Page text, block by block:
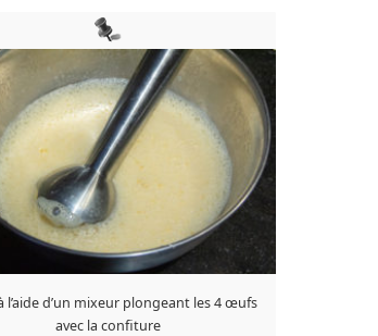
l’aide d’un mixeur plongeant les 4 œufs
avec la confiture